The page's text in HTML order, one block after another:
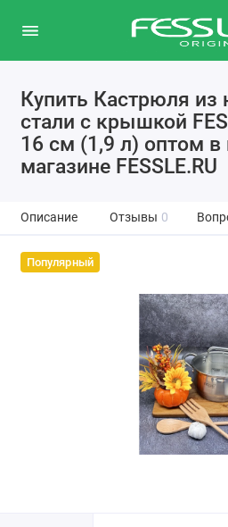
Купить Кастрюля
стали с крышкой
16 см (1,9 л) оптом в
магазине FESSLE.RU
Описание Отзывы 0
Популярный